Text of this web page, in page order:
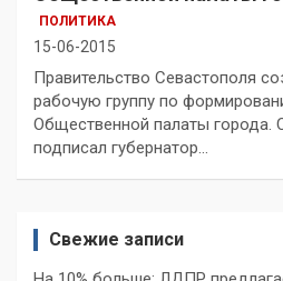
ПОЛИТИКА
15-06-2015
Правительство Севастополя
рабочую группу по
Общественной палаты города.
подписал губернатор…
Свежие записи